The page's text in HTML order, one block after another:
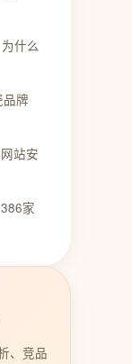
什么
牌
站安
家
、竞品